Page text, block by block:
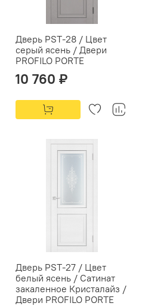
Дверь PST-28 / Цвет
серый ясень / Двери
PROFILO PORTE
10 760 ₽
Дверь PST-27 / Цвет
белый ясень / Сатинат
закаленное Кристалайз /
Двери PROFILO PORTE